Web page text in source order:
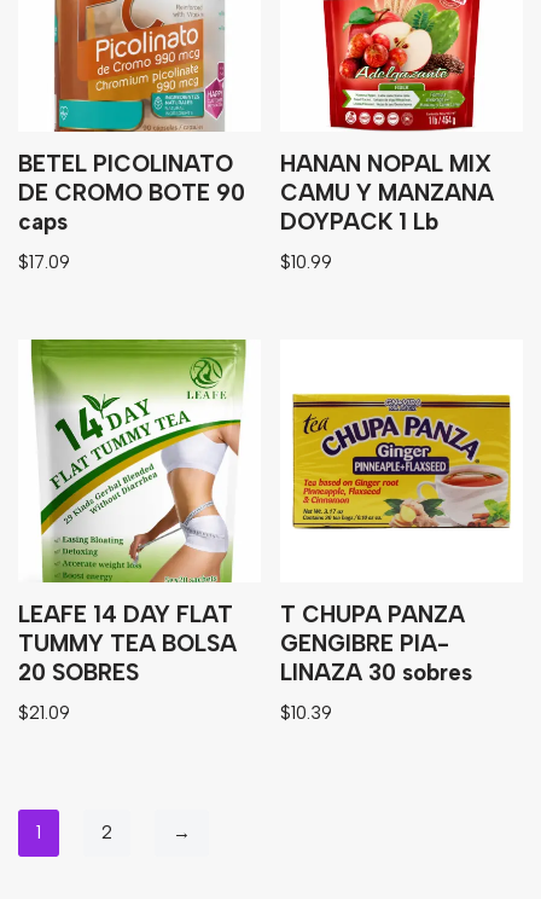
BETEL PICOLINATO
DE CROMO BOTE 90
caps
$17.09
HANAN NOPAL MIX
CAMU Y MANZANA
DOYPACK 1 Lb
$10.99
LEAFE 14 DAY FLAT
TUMMY TEA BOLSA
20 SOBRES
$21.09
T CHUPA PANZA
GENGIBRE PIA-
LINAZA 30 sobres
$10.39
1 2 →